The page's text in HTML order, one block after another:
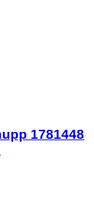
1781448